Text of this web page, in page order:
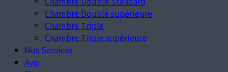
Chambre Double supérieure
Chambre Triple
Chambre Triple supérieure
Nos Services
Avis